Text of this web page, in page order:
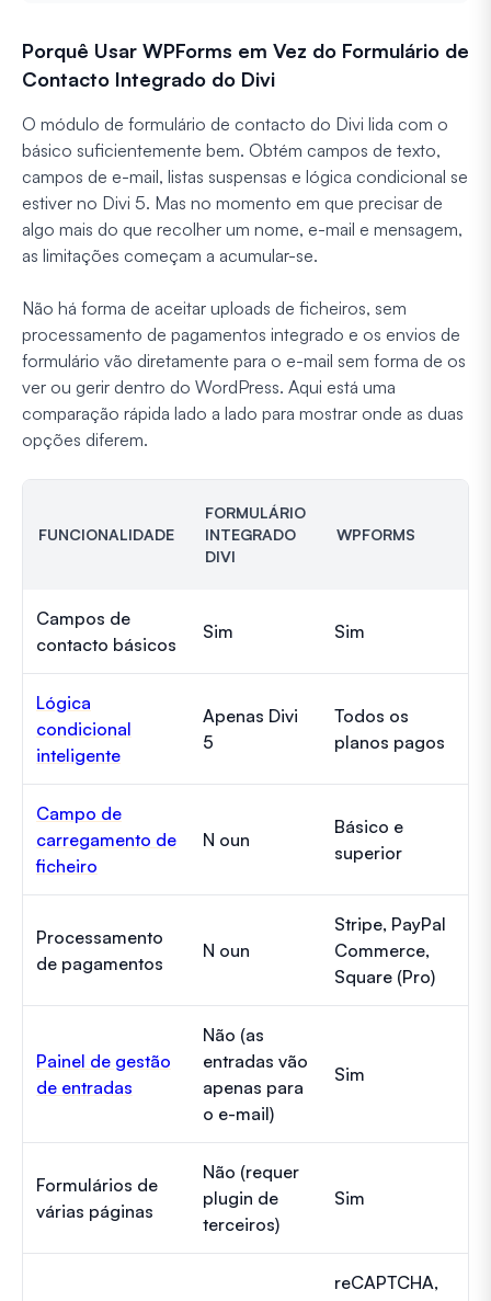
Porquê Usar WPForms em Vez do Formulário de
Contacto Integrado do Divi
O módulo de formulário de contacto do Divi lida com o
básico suficientemente bem. Obtém campos de texto,
campos de e-mail, listas suspensas e lógica condicional se
estiver no Divi 5. Mas no momento em que precisar de
algo mais do que recolher um nome, e-mail e mensagem,
as limitações começam a acumular-se.
Não há forma de aceitar uploads de ficheiros, sem
processamento de pagamentos integrado e os envios de
formulário vão diretamente para o e-mail sem forma de os
ver ou gerir dentro do WordPress. Aqui está uma
comparação rápida lado a lado para mostrar onde as duas
opções diferem.
FUNCIONALIDADE
FORMULÁRIO
INTEGRADO
DIVI
WPFORMS
Campos de
contacto básicos
Sim Sim
Lógica
condicional
inteligente
Apenas Divi
5
Todos os
planos pagos
Campo de
carregamento de
ficheiro
N oun
Básico e
superior
Processamento
de pagamentos
N oun
Stripe, PayPal
Commerce,
Square (Pro)
Painel de gestão
de entradas
Não (as
entradas vão
apenas para
o e-mail)
Sim
Formulários de
várias páginas
Não (requer
plugin de
terceiros)
Sim
reCAPTCHA,